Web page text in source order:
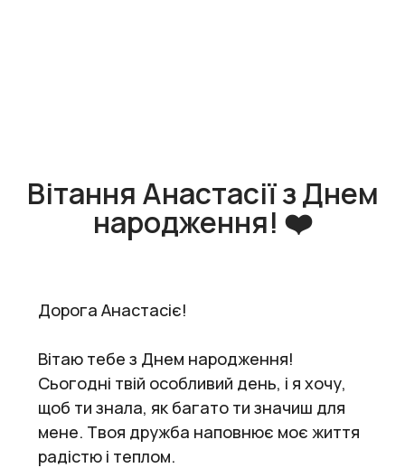
Вітання Анастасії з Днем
народження! ❤️
Дорога Анастасіє!
Вітаю тебе з Днем народження!
Сьогодні твій особливий день, і я хочу,
щоб ти знала, як багато ти значиш для
мене. Твоя дружба наповнює моє життя
радістю і теплом.